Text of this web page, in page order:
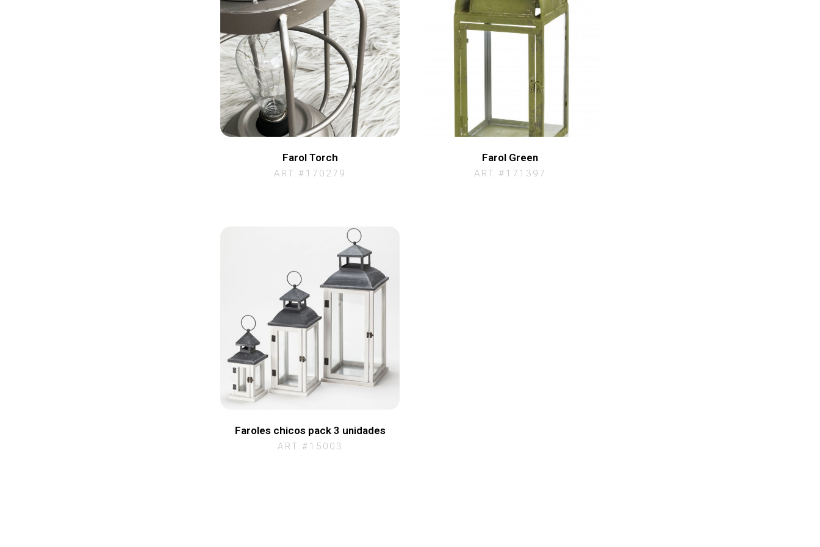
Farol Torch
ART.#170279
Farol Green
ART.#171397
Faroles chicos pack 3 unidades
ART.#15003